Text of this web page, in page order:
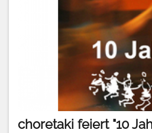
choretaki feiert "10